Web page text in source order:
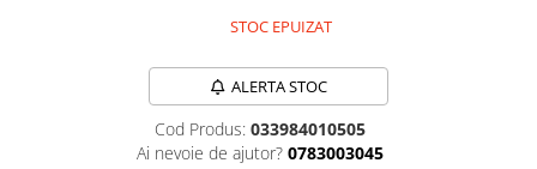
STOC EPUIZAT
ALERTA STOC
Cod Produs: 033984010505
Ai nevoie de ajutor? 0783003045